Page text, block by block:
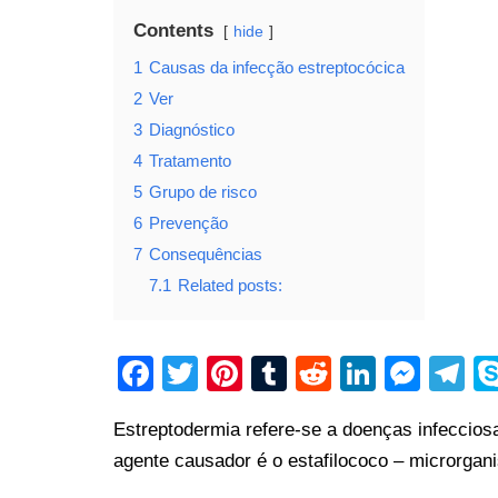
Contents hide
1 Causas da infecção estreptocócica
2 Ver
3 Diagnóstico
4 Tratamento
5 Grupo de risco
6 Prevenção
7 Consequências
7.1 Related posts:
F
c
e
T
tt
er
Pi
er
e
T
m
bl
R
d
di
Li
k
e
M
ss
e
T
e
gr
Estreptodermia refere-se a doenças
agente causador é o estafilococo –